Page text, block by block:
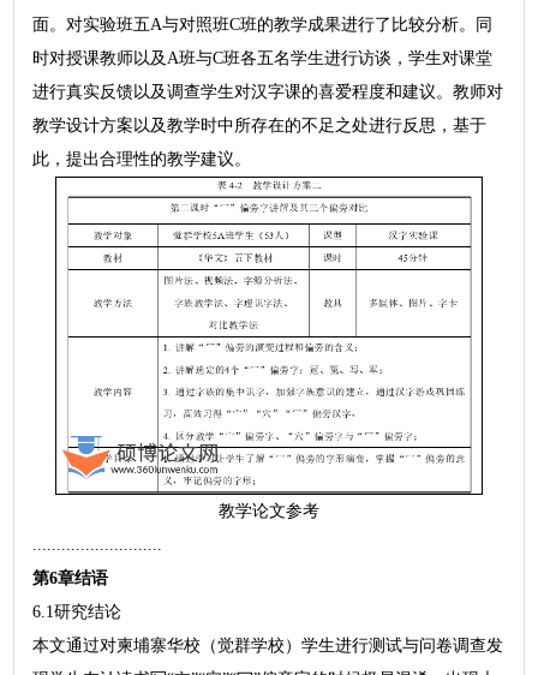
面。对实验班五A与对照班C班的教学成果进行了比较分析。同
时对授课教师以及A班与C班各五名学生进行访谈，学生对课堂
进行真实反馈以及调查学生对汉字课的喜爱程度和建议。教师对
教学设计方案以及教学时中所存在的不足之处进行反思，基于
此，提出合理性的教学建议。
教学论文参考
第6章结语
6.1研究结论
本文通过对柬埔寨华校（觉群学校）学生进行测试与问卷调查发